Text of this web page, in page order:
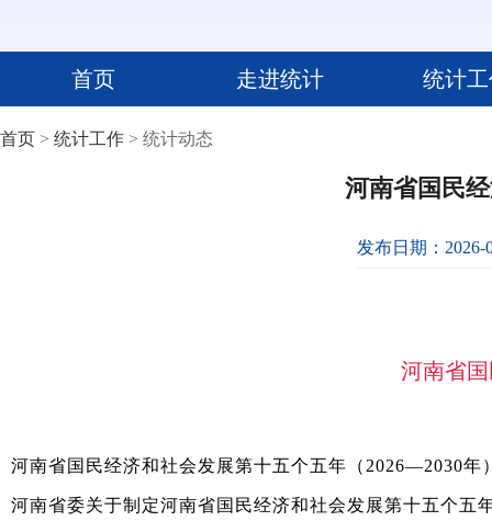
首页 走进统计 统计
首页 > 统计工作 > 统计动态
河南省国民
发布日期：2026-
河南省
河南省国民经济和社会发展第十五个五年（2026—2030
河南省委关于制定河南省国民经济和社会发展第十五个五